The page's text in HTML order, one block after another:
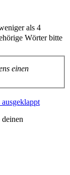
als 4
Wörter bitte
einen